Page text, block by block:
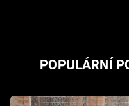
POPULÁRNÍ